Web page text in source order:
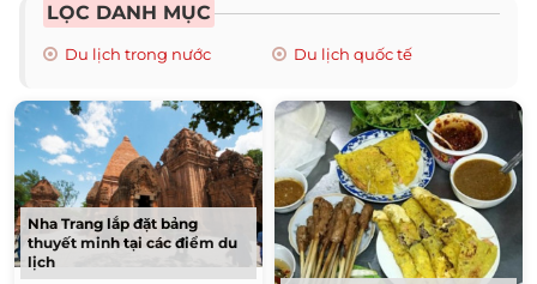
LỌC DANH MỤC
Du lịch trong nước Du lịch quốc tế
Nha Trang lắp đặt bảng
thuyết minh tại các điểm du
lịch